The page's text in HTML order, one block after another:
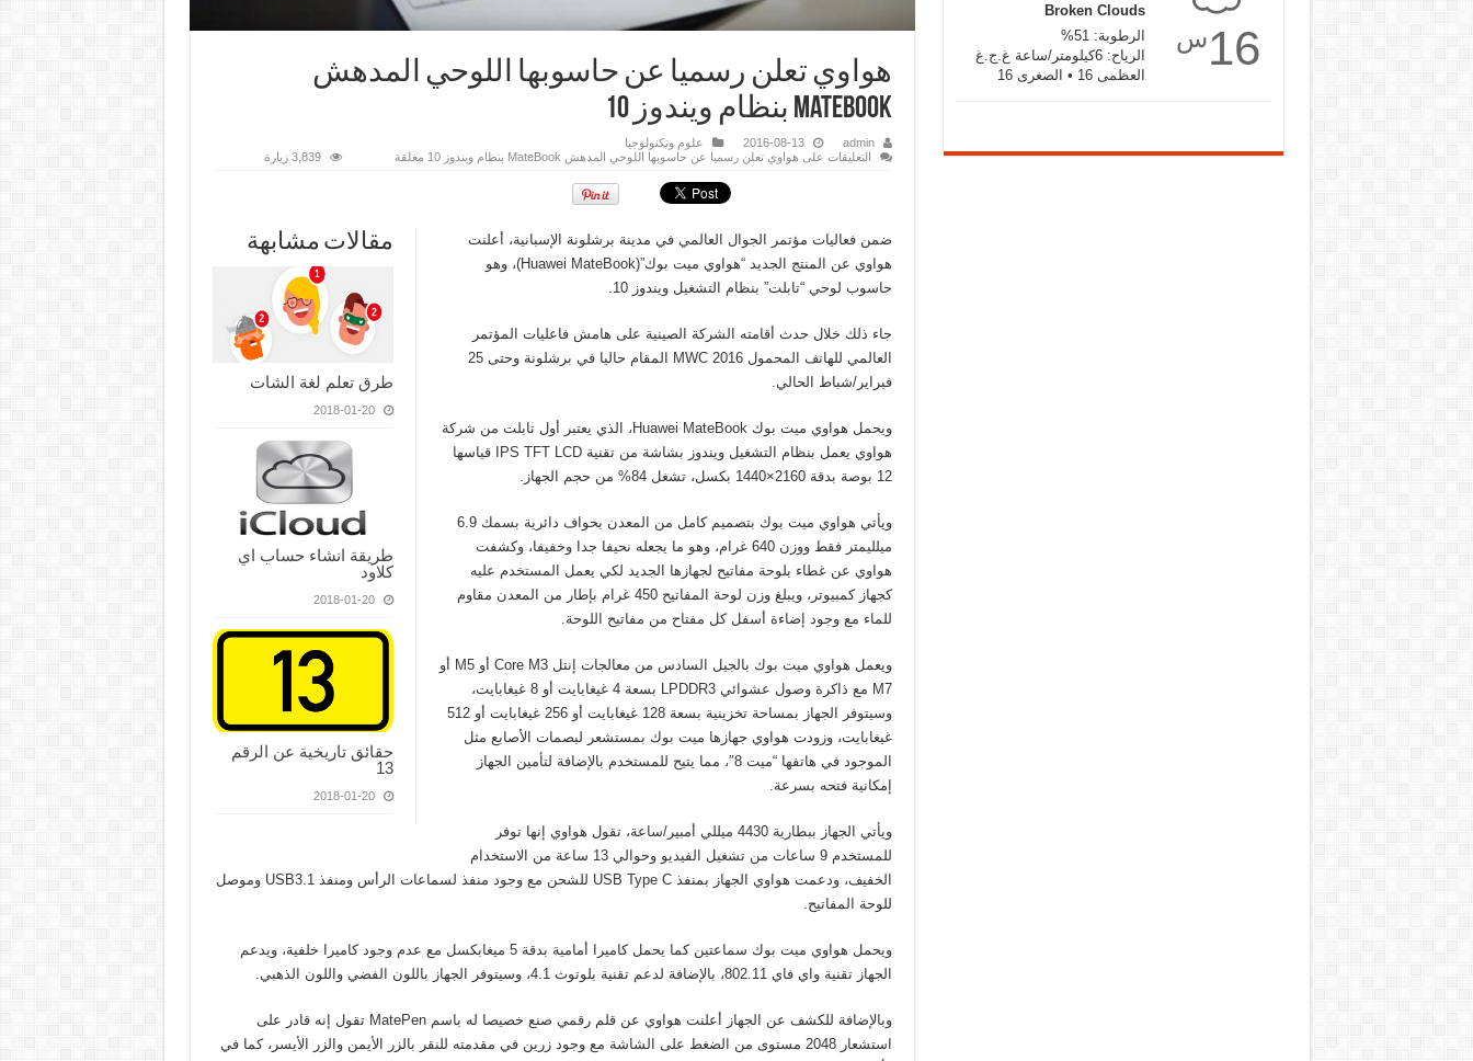
هواوي تعلن رسميا عن حاسوبها اللوحي المدهش
MateBook بنظام ويندوز 10
admin
2016-08-13
علوم وتكنولوجيا
التعليقات على هواوي تعلن رسميا عن حاسوبها اللوحي المدهش MateBook بنظام ويندوز 10 مغلقة 3,839 زيارة
مقالات مشابهة
طرق تعلم لغة الشات
2018-01-20
طريقة انشاء حساب اي
كلاود
2018-01-20
حقائق تاريخية عن الرقم
13
2018-01-20
ضمن فعاليات مؤتمر الجوال العالمي في مدينة برشلونة الإسبانية، أعلنت
هواوي عن المنتج الجديد “هواوي ميت بوك”(Huawei MateBook)، وهو
حاسوب لوحي “تابلت” بنظام التشغيل ويندوز 10.
جاء ذلك خلال حدث أقامته الشركة الصينية على هامش فاعليات المؤتمر
العالمي للهاتف المحمول MWC 2016 المقام حاليا في برشلونة وحتى 25
فبراير/شباط الحالي.
ويحمل هواوي ميت بوك Huawei MateBook، الذي يعتبر أول تابلت من شركة
هواوي يعمل بنظام التشغيل ويندوز بشاشة من تقنية IPS TFT LCD قياسها
12 بوصة بدقة 2160×1440 بكسل، تشغل 84% من حجم الجهاز.
ويأتي هواوي ميت بوك بتصميم كامل من المعدن بحواف دائرية بسمك 6.9
ميلليمتر فقط ووزن 640 غرام، وهو ما يجعله نحيفا جدا وخفيفا، وكشفت
هواوي عن غطاء بلوحة مفاتيح لجهازها الجديد لكي يعمل المستخدم عليه
كجهاز كمبيوتر، ويبلغ وزن لوحة المفاتيح 450 غرام بإطار من المعدن مقاوم
للماء مع وجود إضاءة أسفل كل مفتاح من مفاتيح اللوحة.
ويعمل هواوي ميت بوك بالجيل السادس من معالجات إنتل Core M3 أو M5 أو
M7 مع ذاكرة وصول عشوائي LPDDR3 بسعة 4 غيغابايت أو 8 غيغابايت،
وسيتوفر الجهاز بمساحة تخزينية بسعة 128 غيغابايت أو 256 غيغابايت أو 512
غيغابايت، وزودت هواوي جهازها ميت بوك بمستشعر لبصمات الأصابع مثل
الموجود في هاتفها “ميت 8″، مما يتيح للمستخدم بالإضافة لتأمين الجهاز
إمكانية فتحه بسرعة.
ويأتي الجهاز ببطارية 4430 ميللي أمبير/ساعة، تقول هواوي إنها توفر
للمستخدم 9 ساعات من تشغيل الفيديو وحوالي 13 ساعة من الاستخدام
الخفيف، ودعمت هواوي الجهاز بمنفذ USB Type C للشحن مع وجود منفذ لسماعات الرأس ومنفذ USB3.1 وموصل
للوحة المفاتيح.
ويحمل هواوي ميت بوك سماعتين كما يحمل كاميرا أمامية بدقة 5 ميغابكسل مع عدم وجود كاميرا خلفية، ويدعم
الجهاز تقنية واي فاي 802.11، بالإضافة لدعم تقنية بلوتوث 4.1، وسيتوفر الجهاز باللون الفضي واللون الذهبي.
وبالإضافة للكشف عن الجهاز أعلنت هواوي عن قلم رقمي صنع خصيصا له باسم MatePen تقول إنه قادر على
استشعار 2048 مستوى من الضغط على الشاشة مع وجود زرين في مقدمته للنقر بالزر الأيمن والزر الأيسر، كما في
16س
Broken Clouds
الرطوبة: 51%
الرياح: 6كيلومتر/ساعة غ.ج.غ
العظمى 16 • الصغرى 16